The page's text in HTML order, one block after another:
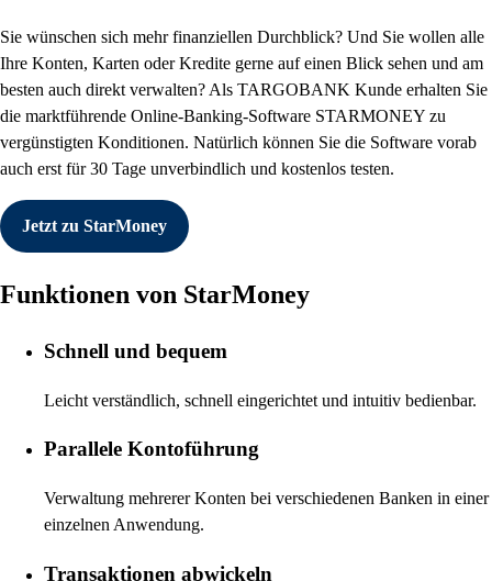
Sie wünschen sich mehr finanziellen Durchblick? Und Sie wollen alle
Ihre Konten, Karten oder Kredite gerne auf einen Blick sehen und am
besten auch direkt verwalten? Als TARGOBANK Kunde erhalten Sie
die marktführende Online-Banking-Software STARMONEY zu
vergünstigten Konditionen. Natürlich können Sie die Software vorab
auch erst für 30 Tage unverbindlich und kostenlos testen.
Jetzt zu StarMoney
Funktionen von StarMoney
Schnell und bequem
Leicht verständlich, schnell eingerichtet und intuitiv bedienbar.
Parallele Kontoführung
Verwaltung mehrerer Konten bei verschiedenen Banken in einer
einzelnen Anwendung.
Transaktionen abwickeln